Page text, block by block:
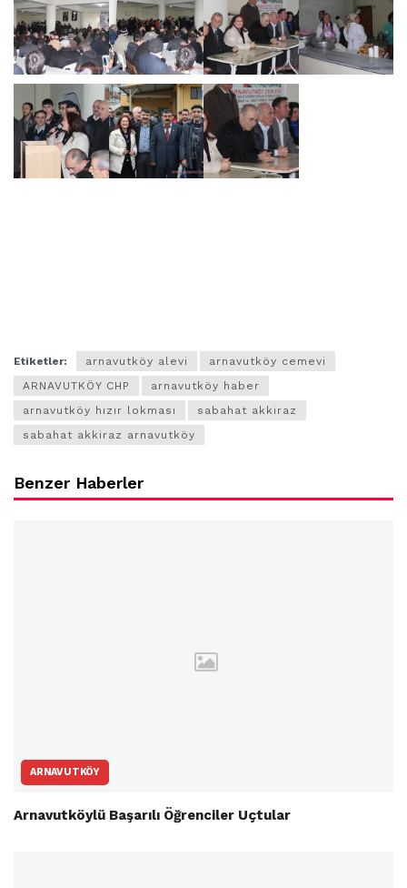
Etiketler: arnavutköy alevi
arnavutköy cemevi
ARNAVUTKÖY CHP
arnavutköy haber
arnavutköy hızır lokması
sabahat akkiraz
sabahat akkiraz arnavutköy
Benzer Haberler
ARNAVUTKÖY
Arnavutköylü Başarılı Öğrenciler Uçtular